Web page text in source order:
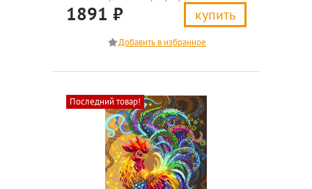
1891 ₽ купить
Последний товар!